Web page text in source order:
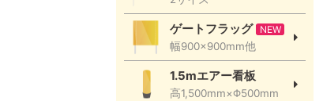
ゲートフラッグ NEW
幅900×900mm他
1.5mエアー看板
高1,500mm×Φ500mm